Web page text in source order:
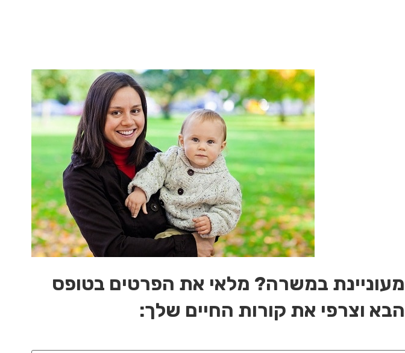
מעוניינת במשרה? מלאי את הפרטים בטופס
הבא וצרפי את קורות החיים שלך: